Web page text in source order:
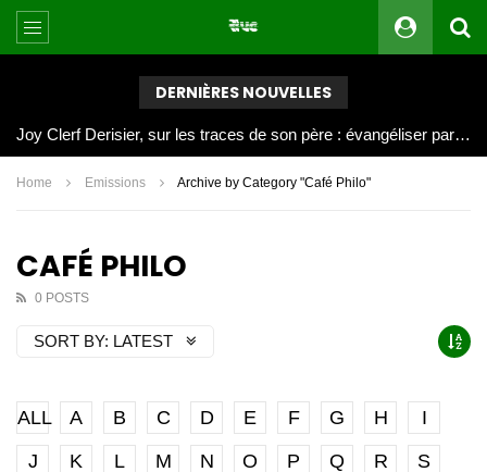
DERNIÈRES NOUVELLES
Joy Clerf Derisier, sur les traces de son père : évangéliser par la musique
Home Emissions Archive by Category "Café Philo"
CAFÉ PHILO
0 POSTS
SORT BY: LATEST
ALL A B C D E F G H
I
J
K L M N O P Q R
S